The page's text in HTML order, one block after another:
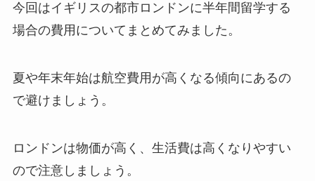
今回はイギリスの都市ロンドンに半年間留学する
場合の費用についてまとめてみました。
夏や年末年始は航空費用が高くなる傾向にあるの
で避けましょう。
ロンドンは物価が高く、生活費は高くなりやすい
ので注意しましょう。